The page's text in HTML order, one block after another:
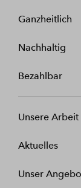
Ganzheitlich
Nachhaltig
Bezahlbar
Unsere Arbeit
Aktuelles
Unser